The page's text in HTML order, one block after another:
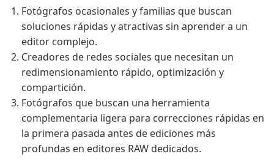
Fotógrafos ocasionales y familias que buscan
soluciones rápidas y atractivas sin aprender a un
editor complejo.
Creadores de redes sociales que necesitan un
redimensionamiento rápido, optimización y
compartición.
Fotógrafos que buscan una herramienta
complementaria ligera para correcciones rápidas en
la primera pasada antes de ediciones más
profundas en editores RAW dedicados.